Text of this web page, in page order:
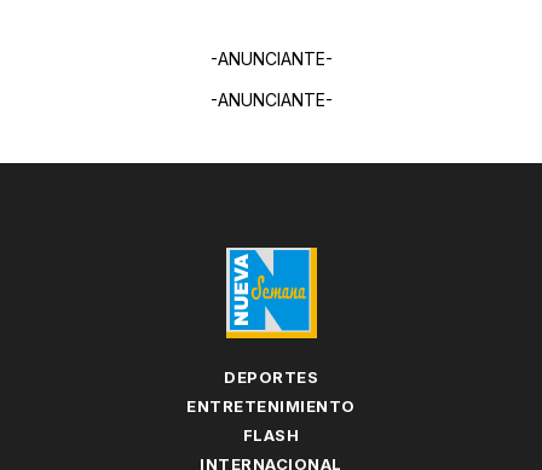
-ANUNCIANTE-
-ANUNCIANTE-
DEPORTES
ENTRETENIMIENTO
FLASH
INTERNACIONAL